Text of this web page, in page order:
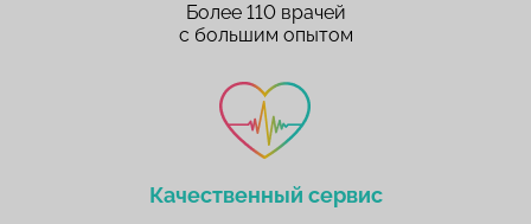
Более 110 врачей
с большим опытом
Качественный сервис